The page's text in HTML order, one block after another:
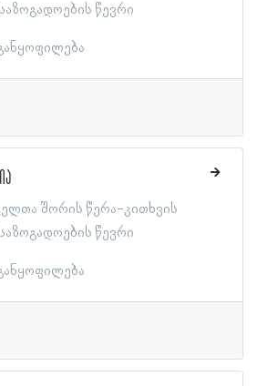
წევრი
შორის წერა-კითხვის
წევრი